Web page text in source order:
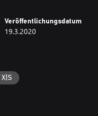
Veröffentlichungsdatum
19.3.2020